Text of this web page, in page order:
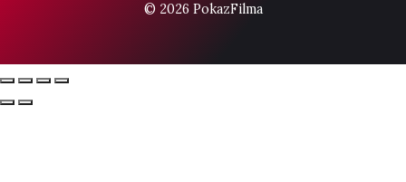
© 2026 PokazFilma